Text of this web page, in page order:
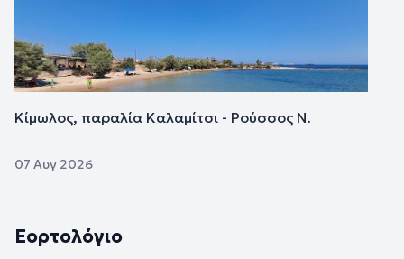
Κίμωλος, παραλία Καλαμίτσι - Ρούσσος Ν.
07 Αυγ 2026
Εορτολόγιο